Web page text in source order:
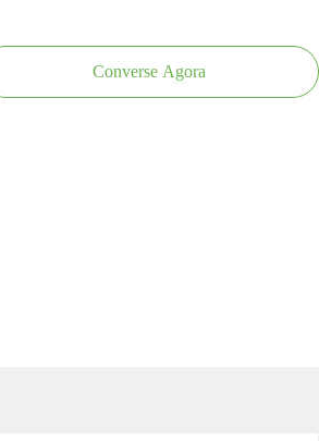
Converse Agora